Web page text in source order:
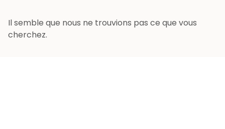
Il semble que nous ne trouvions pas ce que vous
cherchez.